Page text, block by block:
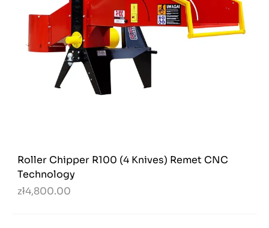
Roller Chipper R100 (4 Knives) Remet CNC
Technology
zł4,800.00